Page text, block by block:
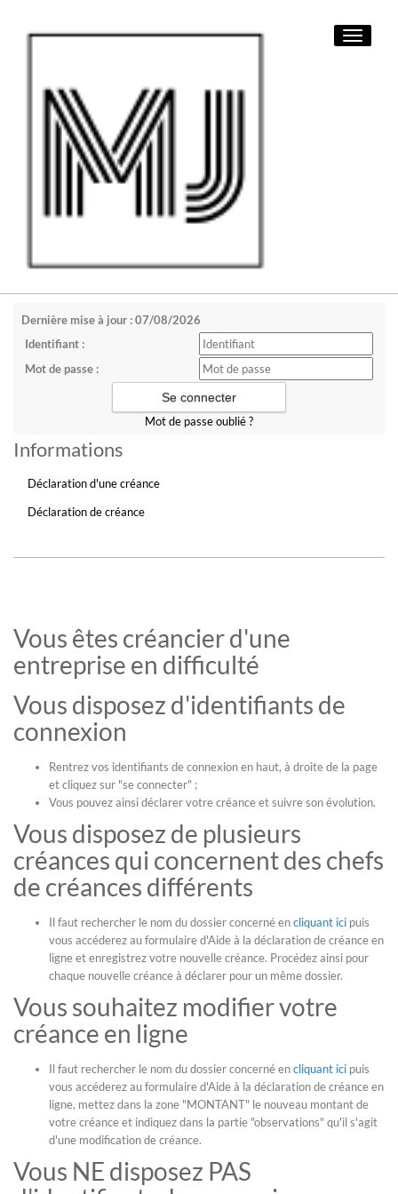
Toggle
Dernière mise à jour : 07/08/2026
Identifiant :
Mot de passe :
Mot de passe oublié ?
Informations
Déclaration d'une créance
Déclaration de créance
Vous êtes créancier d'une
entreprise en difficulté
Vous disposez d'identifiants de
connexion
Rentrez vos identifiants de connexion en haut, à droite de la page
et cliquez sur "se connecter" ;
Vous pouvez ainsi déclarer votre créance et suivre son évolution.
Vous disposez de plusieurs
créances qui concernent des chefs
de créances différents
Il faut rechercher le nom du dossier concerné encliquant ici puis
vous accéderez au formulaire d'Aide à la déclaration de créance en
ligne et enregistrez votre nouvelle créance. Procédez ainsi pour
chaque nouvelle créance à déclarer pour un même dossier.
Vous souhaitez modifier votre
créance en ligne
Il faut rechercher le nom du dossier concerné encliquant ici puis
vous accéderez au formulaire d'Aide à la déclaration de créance en
ligne, mettez dans la zone "MONTANT" le nouveau montant de
votre créance et indiquez dans la partie "observations" qu'il s'agit
d'une modification de créance.
Vous NE disposez PAS